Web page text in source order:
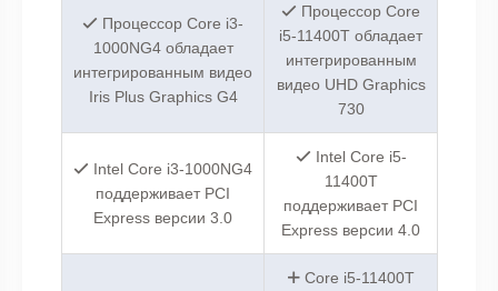
Процессор Core i3-
1000NG4 обладает
интегрированным видео
Iris Plus Graphics G4
Процессор Core
i5-11400T обладает
интегрированным
видео UHD Graphics
730
Intel Core i3-1000NG4
поддерживает PCI
Express версии 3.0
Intel Core i5-
11400T
поддерживает PCI
Express версии 4.0
Core i5-11400T